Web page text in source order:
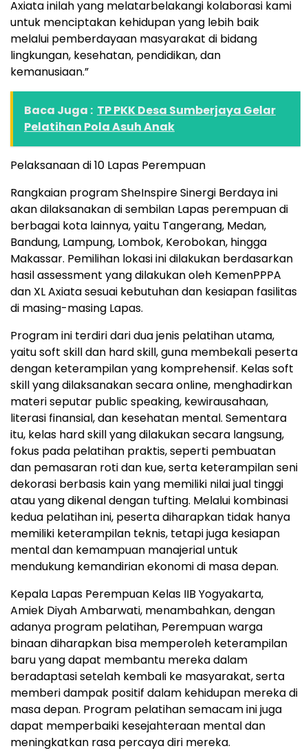
Axiata inilah yang melatarbelakangi kolaborasi kami
untuk menciptakan kehidupan yang lebih baik
melalui pemberdayaan masyarakat di bidang
lingkungan, kesehatan, pendidikan, dan
kemanusiaan.”
Baca Juga : TP PKK Desa Sumberjaya Gelar
Pelatihan Pola Asuh Anak
Pelaksanaan di 10 Lapas Perempuan
Rangkaian program SheInspire Sinergi Berdaya ini
akan dilaksanakan di sembilan Lapas perempuan di
berbagai kota lainnya, yaitu Tangerang, Medan,
Bandung, Lampung, Lombok, Kerobokan, hingga
Makassar. Pemilihan lokasi ini dilakukan berdasarkan
hasil assessment yang dilakukan oleh KemenPPPA
dan XL Axiata sesuai kebutuhan dan kesiapan fasilitas
di masing-masing Lapas.
Program ini terdiri dari dua jenis pelatihan utama,
yaitu soft skill dan hard skill, guna membekali peserta
dengan keterampilan yang komprehensif. Kelas soft
skill yang dilaksanakan secara online, menghadirkan
materi seputar public speaking, kewirausahaan,
literasi finansial, dan kesehatan mental. Sementara
itu, kelas hard skill yang dilakukan secara langsung,
fokus pada pelatihan praktis, seperti pembuatan
dan pemasaran roti dan kue, serta keterampilan seni
dekorasi berbasis kain yang memiliki nilai jual tinggi
atau yang dikenal dengan tufting. Melalui kombinasi
kedua pelatihan ini, peserta diharapkan tidak hanya
memiliki keterampilan teknis, tetapi juga kesiapan
mental dan kemampuan manajerial untuk
mendukung kemandirian ekonomi di masa depan.
Kepala Lapas Perempuan Kelas IIB Yogyakarta,
Amiek Diyah Ambarwati, menambahkan, dengan
adanya program pelatihan, Perempuan warga
binaan diharapkan bisa memperoleh keterampilan
baru yang dapat membantu mereka dalam
beradaptasi setelah kembali ke masyarakat, serta
memberi dampak positif dalam kehidupan mereka di
masa depan. Program pelatihan semacam ini juga
dapat memperbaiki kesejahteraan mental dan
meningkatkan rasa percaya diri mereka.